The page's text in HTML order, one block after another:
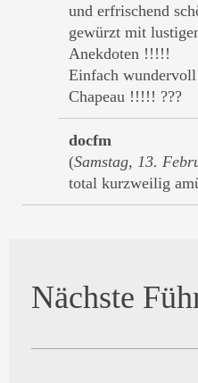
und erfrischend
gewürzt mit
Anekdoten !!!!!
Einfach
Chapeau !!!!! ???
docfm
(Samstag, 13.
total kurzweilig
Nächste